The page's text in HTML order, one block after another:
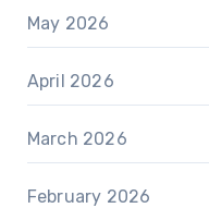
May 2026
April 2026
March 2026
February 2026